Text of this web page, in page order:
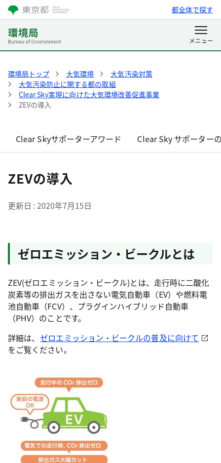
都全体で探す
環境局トップ 大気環境
大気汚染対策
大気汚染防止に関する都の取組
Clear Sky実現に向けた大気環境改善促進事業
ZEVの導入
Clear Skyサポーターアワード Clear Sky サポーター
ZEVの導入
更新日 2020年7月15日
ゼロエミッション・ビークルとは
ZEV(ゼロエミッション・ビークル)とは、走行時に二酸化
炭素等の排出ガスを出さない電気自動車（EV）や燃料電
池自動車（FCV）、プラグインハイブリッド自動車
（PHV）のことです。
詳細は、 ゼロエミッション・ビークルの普及に向けて
をご覧ください。